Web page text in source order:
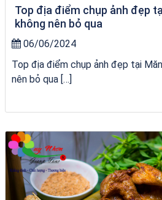
Top địa điểm chụp ảnh đẹp
không nên bỏ qua
06/06/2024
Top địa điểm chụp ảnh đẹp tại
nên bỏ qua […]
du thuyền trên biển Quy